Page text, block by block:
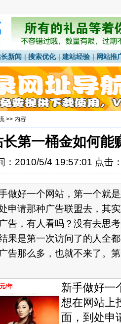
新闻 |搜索优化 |建站经验 |网站推
>> 内容
长第一桶金如何能
：2010/5/4 19:57:01 点击
做好一个网站，第一个就
申请那种广告联盟去，其
告，有人看吗？没有去思
果是第一次访问了的人全
告那么多，也就不来了。
/年
新手做好一
想在网站上
面，到处申